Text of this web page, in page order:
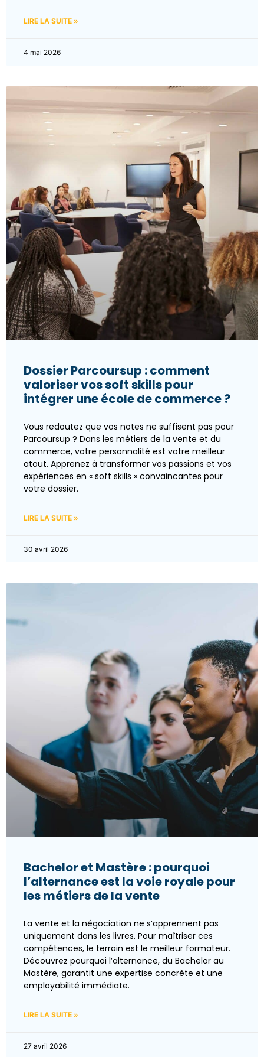
LIRE LA SUITE »
4 mai 2026
Dossier Parcoursup : comment
valoriser vos soft skills pour
intégrer une école de commerce ?
Vous redoutez que vos notes ne suffisent pas pour
Parcoursup ? Dans les métiers de la vente et du
commerce, votre personnalité est votre meilleur
atout. Apprenez à transformer vos passions et vos
expériences en « soft skills » convaincantes pour
votre dossier.
LIRE LA SUITE »
30 avril 2026
Bachelor et Mastère : pourquoi
l’alternance est la voie royale pour
les métiers de la vente
La vente et la négociation ne s’apprennent pas
uniquement dans les livres. Pour maîtriser ces
compétences, le terrain est le meilleur formateur.
Découvrez pourquoi l’alternance, du Bachelor au
Mastère, garantit une expertise concrète et une
employabilité immédiate.
LIRE LA SUITE »
27 avril 2026